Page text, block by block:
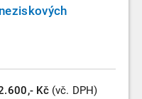
Kč (vč. DPH)